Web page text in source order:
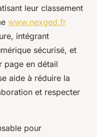
leur classement
www.nexged.fr
intégrant
sécurisé, et
page en détail
aide à réduire la
et respecter
pour